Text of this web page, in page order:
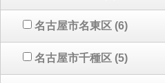
名古屋市名東区 (6)
名古屋市千種区 (5)